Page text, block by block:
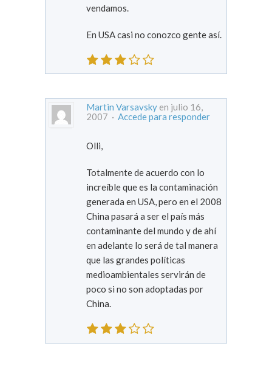
vendamos.
En USA casi no conozco gente así.
Martin Varsavsky en julio 16,
2007 · Accede para responder
Olli,
Totalmente de acuerdo con lo
increíble que es la contaminación
generada en USA, pero en el 2008
China pasará a ser el país más
contaminante del mundo y de ahí
en adelante lo será de tal manera
que las grandes políticas
medioambientales servirán de
poco si no son adoptadas por
China.